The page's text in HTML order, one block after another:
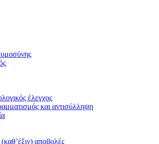
έλεγχος
και αντισύλληψη
αποβολές